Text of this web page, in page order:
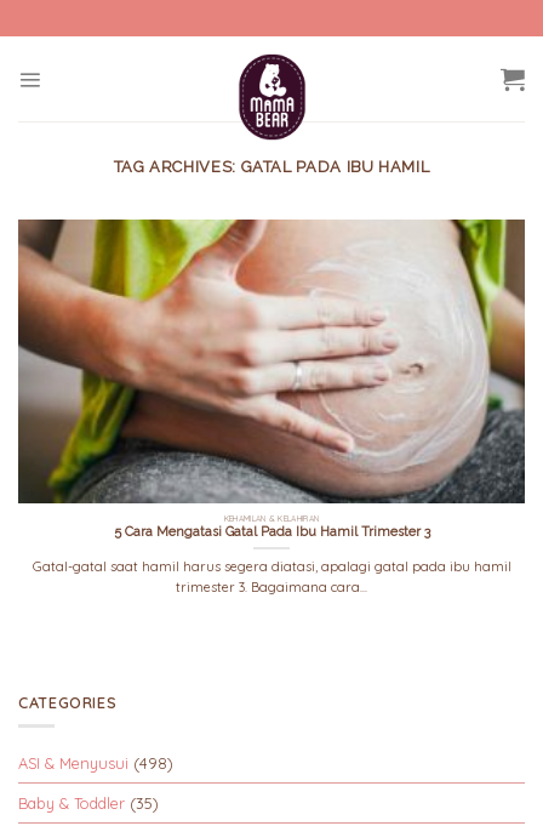
to
TAG ARCHIVES: GATAL PADA IBU HAMIL
KEHAMILAN & KELAHIRAN
5 Cara Mengatasi Gatal Pada Ibu Hamil Trimester 3
Gatal-gatal saat hamil harus segera diatasi, apalagi gatal pada ibu hamil
trimester 3. Bagaimana cara...
CATEGORIES
ASI & Menyusui (498)
Baby & Toddler (35)